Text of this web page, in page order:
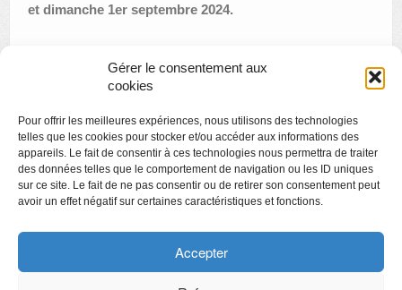
Gérer le consentement aux
cookies
Pour offrir les meilleures expériences, nous utilisons des technologies
telles que les cookies pour stocker et/ou accéder aux informations des
appareils. Le fait de consentir à ces technologies nous permettra de traiter
des données telles que le comportement de navigation ou les ID uniques
sur ce site. Le fait de ne pas consentir ou de retirer son consentement peut
avoir un effet négatif sur certaines caractéristiques et fonctions.
Accepter
et dimanche 1er septembre 2024.
Espace Jeunes Artistes : Anne-Sophie Fontenelle
Exposition Armand Rassenfosse : Ouvertures
exceptionnelles, visites et démonstrations
Copyright
Politique de confidentialité
Chartes des engagements des opérateurs culturels